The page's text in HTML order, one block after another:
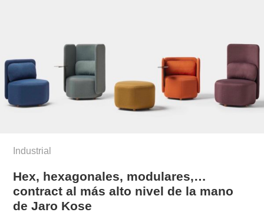
Industrial
Hex, hexagonales, modulares,…
contract al más alto nivel de la mano
de Jaro Kose